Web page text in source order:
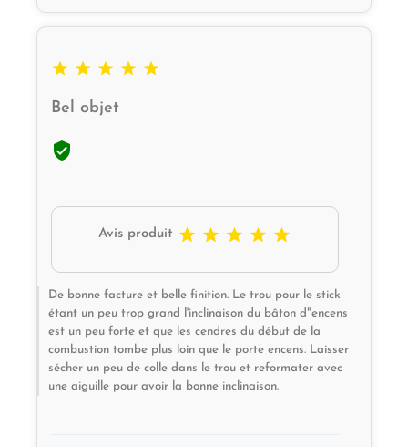
    
Bel objet

Avis produit     
De bonne facture et belle finition. Le trou pour le stick
étant un peu trop grand l'inclinaison du bâton d"encens
est un peu forte et que les cendres du début de la
combustion tombe plus loin que le porte encens. Laisser
sécher un peu de colle dans le trou et reformater avec
une aiguille pour avoir la bonne inclinaison.